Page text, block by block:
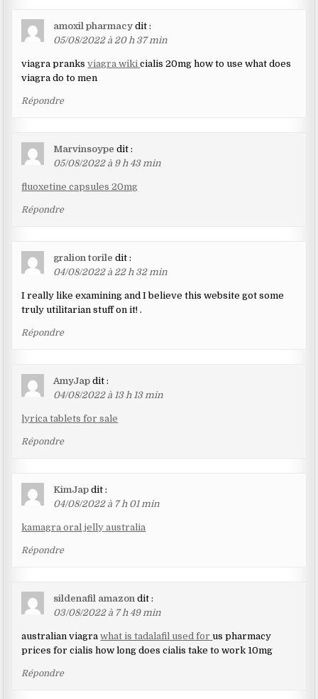
amoxil pharmacy dit :
05/08/2022 à 20 h 37 min
viagra pranksviagra wikicialis 20mg how to use what does
viagra do to men
Répondre
Marvinsoype dit :
05/08/2022 à 9 h 43 min
fluoxetine capsules 20mg
Répondre
gralion torile dit :
04/08/2022 à 22 h 32 min
I really like examining and I believe this website got some
truly utilitarian stuff on it! .
Répondre
AmyJap dit :
04/08/2022 à 13 h 13 min
lyrica tablets for sale
Répondre
KimJap dit :
04/08/2022 à 7 h 01 min
kamagra oral jelly australia
Répondre
sildenafil amazon dit :
03/08/2022 à 7 h 49 min
australian viagrawhat is tadalafil used for us pharmacy
prices for cialis how long does cialis take to work 10mg
Répondre